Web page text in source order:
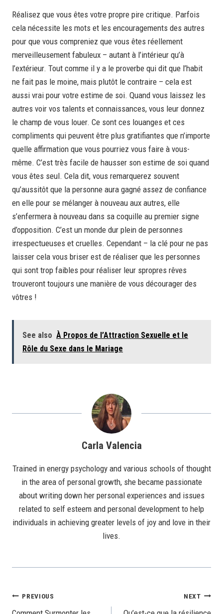
Réalisez que vous êtes votre propre pire critique. Parfois
cela nécessite les mots et les encouragements des autres
pour que vous compreniez que vous êtes réellement
merveilleusement fabuleux – autant à l’intérieur qu’à
l’extérieur. Tout comme il y a le proverbe qui dit que l’habit
ne fait pas le moine, mais plutôt le contraire – cela est
aussi vrai pour votre estime de soi. Quand vous laissez les
autres voir vos talents et connaissances, vous leur donnez
le champ de vous louer. Ce sont ces louanges et ces
compliments qui peuvent être plus gratifiantes que n’importe
quelle affirmation que vous pourriez vous faire à vous-
même. C’est très facile de hausser son estime de soi quand
vous êtes seul. Cela dit, vous remarquerez souvent
qu’aussitôt que la personne aura gagné assez de confiance
en elle pour se mélanger à nouveau aux autres, elle
s’enfermera à nouveau dans sa coquille au premier signe
d’opposition. C’est un monde dur plein de personnes
irrespectueuses et cruelles. Cependant – la clé pour ne pas
laisser cela vous briser est de réaliser que les personnes
qui sont trop faibles pour réaliser leur spropres rêves
trouveront toujours une manière de vous décourager des
vôtres !
See also À Propos de l’Attraction Sexuelle et le
Rôle du Sexe dans le Mariage
Carla Valencia
Trained in energy psychology and various schools of thought
in the area of personal growth, she became passionate
about writing down her personal experiences and issues
related to self esteem and personal development to help
individuals in achieving greater levels of joy and love in their
lives.
PostPREVIOUS NEXT